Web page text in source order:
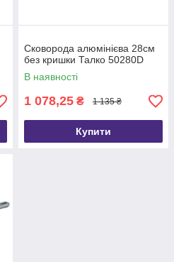
Сковорода алюмінієва 28см
без кришки Талко 50280D
В наявності
1 078,25 ₴ 1 135 ₴
Купити